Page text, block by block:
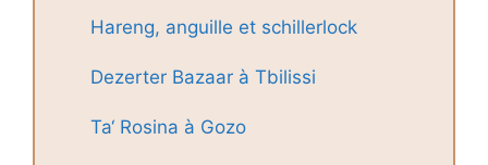
Hareng, anguille et schillerlock
Dezerter Bazaar à Tbilissi
Ta‘ Rosina à Gozo